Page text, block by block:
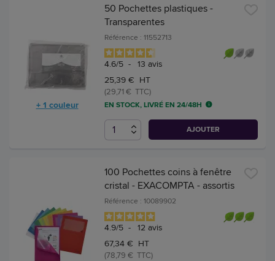
+ 1 couleur
50 Pochettes plastiques -
Transparentes
Référence : 11552713
4.6/5 - 13 avis
25,39 € HT
(29,71 € TTC)
EN STOCK, LIVRÉ EN 24/48H
AJOUTER
100 Pochettes coins à fenêtre
cristal - EXACOMPTA - assortis
Référence : 10089902
4.9/5 - 12 avis
67,34 € HT
(78,79 € TTC)